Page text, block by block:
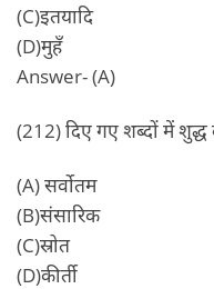
(C)इतयादि
(D)मुहँ
Answer- (A)
(212) दिए गए शब्दों में शुद्ध
(A) सर्वोतम
(B)संसारिक
(C)स्रोत
(D)कीर्ती